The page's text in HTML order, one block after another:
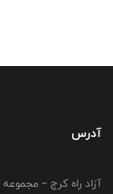
آدرس
آزاد راه کرج –